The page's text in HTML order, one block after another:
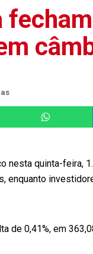
quinta-feira,
enquanto
de 0,41%, em